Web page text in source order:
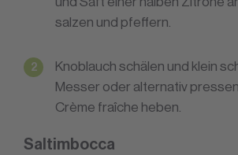
salzen und pfeffern.
Knoblauch schälen und klein
Messer oder alternativ
Crème fraîche heben.
Saltimbocca